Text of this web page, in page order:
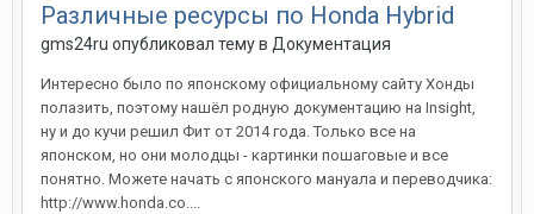
Различные ресурсы по Honda Hybrid
gms24ru опубликовал тему в Документация
Интересно было по японскому официальному сайту Хонды
полазить, поэтому нашёл родную документацию на Insight,
ну и до кучи решил Фит от 2014 года. Только все на
японском, но они молодцы - картинки пошаговые и все
понятно. Можете начать с японского мануала и переводчика:
http://www.honda.co....